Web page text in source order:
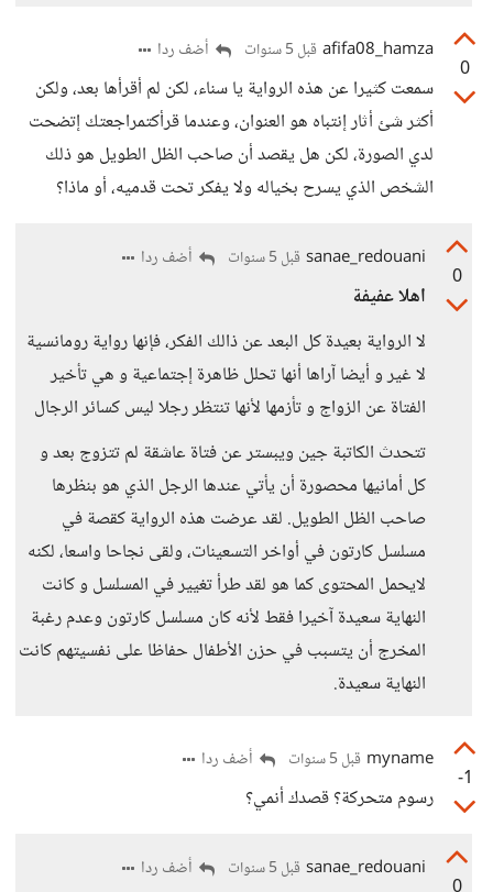
0
afifa08_hamza قبل 5 سنوات أضف ردا
سمعت كثيرا عن هذه الرواية يا سناء، لكن لم أقرأها بعد، ولكن
أكثر شئ أثار إنتباه هو العنوان، وعندما قرأكتمراجعتك إتضحت
لدي الصورة، لكن هل يقصد أن صاحب الظل الطويل هو ذلك
الشخص الذي يسرح بخياله ولا يفكر تحت قدميه، أو ماذا؟
0
sanae_redouani قبل 5 سنوات أضف ردا
اهلا عفيفة
لا الرواية بعيدة كل البعد عن ذالك الفكر، فإنها رواية رومانسية
لا غير و أيضا آراها أنها تحلل ظاهرة إجتماعية و هي تأخير
الفتاة عن الزواج و تأزمها لأنها تنتظر رجلا ليس كسائر الرجال
تتحدث الكاتبة جين ويبستر عن فتاة عاشقة لم تتزوج بعد و
كل أمانيها محصورة أن يأتي عندها الرجل الذي هو بنظرها
صاحب الظل الطويل. لقد عرضت هذه الرواية كقصة في
مسلسل كارتون في أواخر التسعينات، ولقى نجاحا واسعا، لكنه
لايحمل المحتوى كما هو لقد طرأ تغيير في المسلسل و كانت
النهاية سعيدة آخيرا فقط لأنه كان مسلسل كارتون وعدم رغبة
المخرج أن يتسبب في حزن الأطفال حفاظا على نفسيتهم كانت
النهاية سعيدة.
-1
myname قبل 5 سنوات أضف ردا
رسوم متحركة؟ قصدك أنمي؟
sanae_redouani قبل 5 سنوات أضف ردا